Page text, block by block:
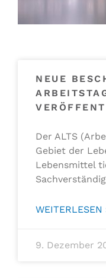
NEUE
Der ALTS
Gebiet der
Lebensmittel
WEITERLESEN
9. Dezember